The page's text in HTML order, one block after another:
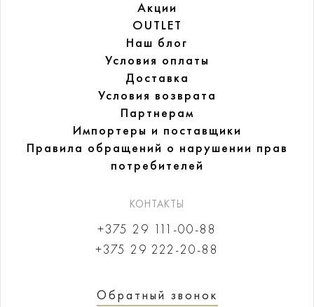
Акции
OUTLET
Наш блог
Условия оплаты
Доставка
Условия возврата
Партнерам
Импортеры и поставщики
Правила обращений о нарушении прав
потребителей
КОНТАКТЫ
+375 29 111-00-88
+375 29 222-20-88
Обратный звонок